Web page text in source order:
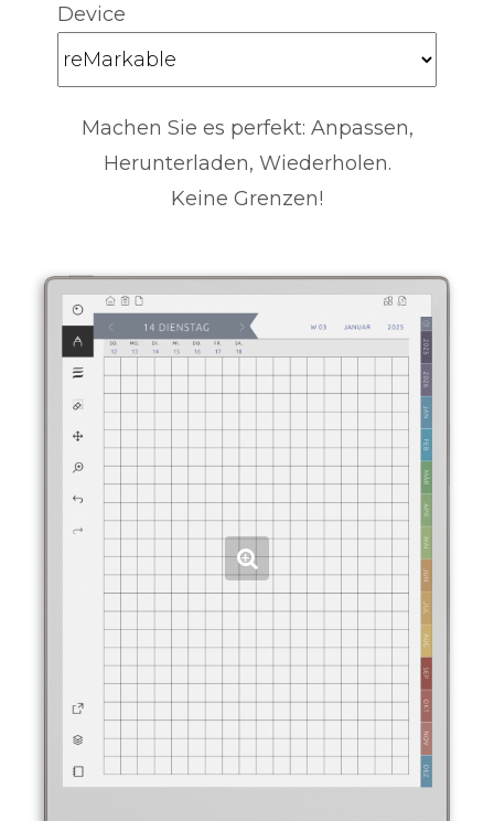
Device
Machen Sie es perfekt: Anpassen,
Herunterladen, Wiederholen.
Keine Grenzen!